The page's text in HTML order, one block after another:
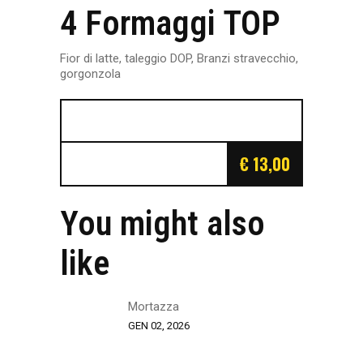
4 Formaggi TOP
Fior di latte, taleggio DOP, Branzi stravecchio,
gorgonzola
€ 13,00
You might also
like
Mortazza
GEN 02, 2026